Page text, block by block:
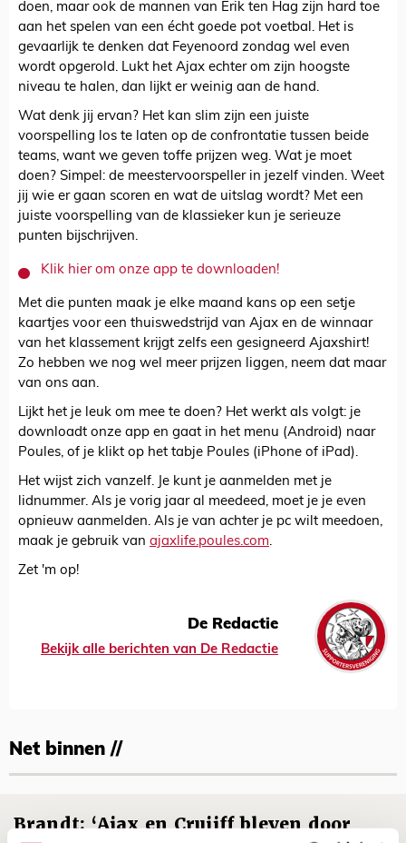
doen, maar ook de mannen van Erik ten Hag zijn hard toe
aan het spelen van een écht goede pot voetbal. Het is
gevaarlijk te denken dat Feyenoord zondag wel even
wordt opgerold. Lukt het Ajax echter om zijn hoogste
niveau te halen, dan lijkt er weinig aan de hand.
Wat denk jij ervan? Het kan slim zijn een juiste
voorspelling los te laten op de confrontatie tussen beide
teams, want we geven toffe prijzen weg. Wat je moet
doen? Simpel: de meestervoorspeller in jezelf vinden. Weet
jij wie er gaan scoren en wat de uitslag wordt? Met een
juiste voorspelling van de klassieker kun je serieuze
punten bijschrijven.
Klik hier om onze app te downloaden!
Met die punten maak je elke maand kans op een setje
kaartjes voor een thuiswedstrijd van Ajax en de winnaar
van het klassement krijgt zelfs een gesigneerd Ajaxshirt!
Zo hebben we nog wel meer prijzen liggen, neem dat maar
van ons aan.
Lijkt het je leuk om mee te doen? Het werkt als volgt: je
downloadt onze app en gaat in het menu (Android) naar
Poules, of je klikt op het tabje Poules (iPhone of iPad).
Het wijst zich vanzelf. Je kunt je aanmelden met je
lidnummer. Als je vorig jaar al meedeed, moet je je even
opnieuw aanmelden. Als je van achter je pc wilt meedoen,
maak je gebruik van ajaxlife.poules.com.
Zet 'm op!
De Redactie
Bekijk alle berichten van De Redactie
Net binnen //
Brandt: ‘Ajax en Cruijff bleven door